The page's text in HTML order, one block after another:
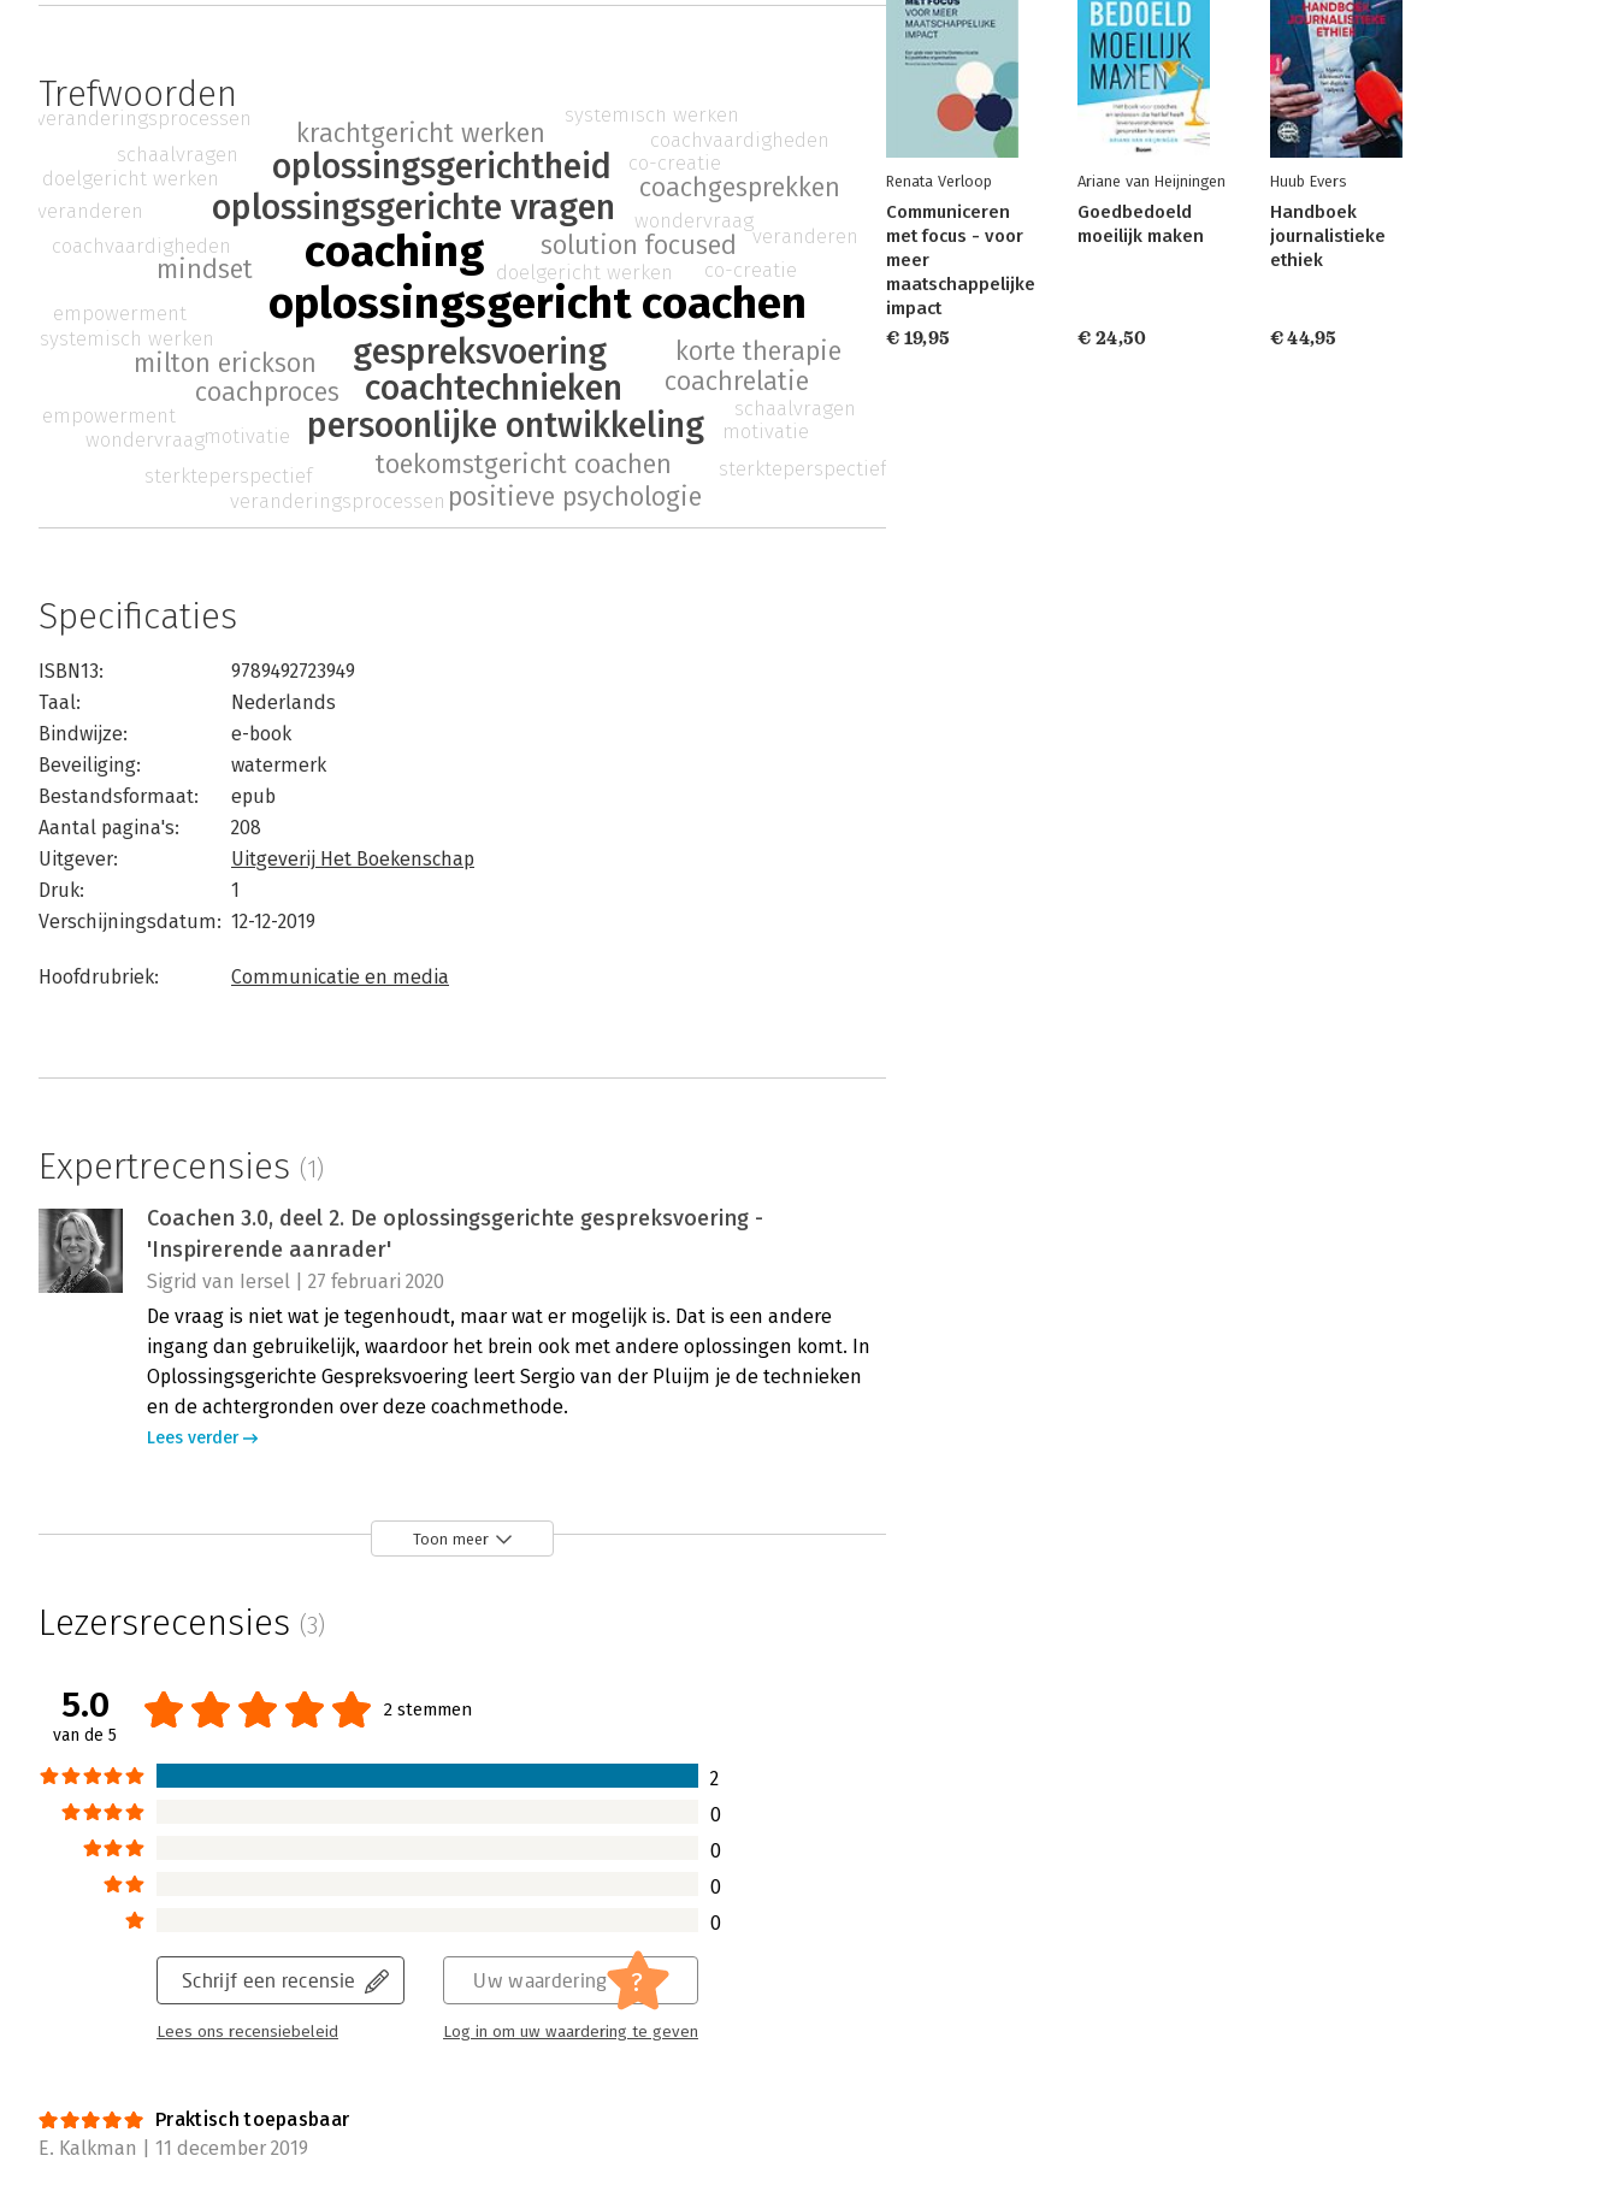
Trefwoorden
oplossingsgericht coachen
coaching
gespreksvoering
coachtechnieken
oplossingsgerichte vragen
persoonlijke ontwikkeling
oplossingsgerichtheid
solution focused
coachproces
milton erickson korte therapie
mindset
coachrelatie
toekomstgericht coachen
krachtgericht werken
positieve psychologie
coachgesprekken
doelgericht werken
systemisch werken
coachvaardigheden
wondervraag
co-creatie
veranderingsprocessen
motivatie
empowerment
sterkteperspectief
veranderen
schaalvragen
doelgericht werken
systemisch werken
coachvaardigheden
wondervraag
co-creatie
veranderingsprocessen
motivatie
empowerment
sterkteperspectief
veranderen
schaalvragen
Specificaties
ISBN13:
9789492723949
Taal:
Nederlands
Bindwijze:
e-book
Beveiliging:
watermerk
Bestandsformaat:
epub
Aantal pagina's:
208
Uitgever:
Uitgeverij Het Boekenschap
Druk:
1
Verschijningsdatum: 12-12-2019
Hoofdrubriek: Communicatie en media
Expertrecensies (1)
Coachen 3.0, deel 2. De oplossingsgerichte gespreksvoering -
'Inspirerende aanrader'
Sigrid van Iersel | 27 februari 2020
De vraag is niet wat je tegenhoudt, maar wat er mogelijk is. Dat is een andere
ingang dan gebruikelijk, waardoor het brein ook met andere oplossingen komt. In
Oplossingsgerichte Gespreksvoering leert Sergio van der Pluijm je de technieken
en de achtergronden over deze coachmethode.
Lees verder
Toon meer
Lezersrecensies (3)
5.0
van de 5
2 stemmen
2
0
0
0
0
Schrijf een recensie
Lees ons recensiebeleid
Uw waardering ?
Log in om uw waardering te geven
Praktisch toepasbaar
E. Kalkman | 11 december 2019
Renata Verloop
Communiceren
met focus - voor
meer
maatschappelijke
impact
€ 19,95
Ariane van Heijningen
Goedbedoeld
moeilijk maken
€ 24,50
Huub Evers
Handboek
journalistieke
ethiek
€ 44,95